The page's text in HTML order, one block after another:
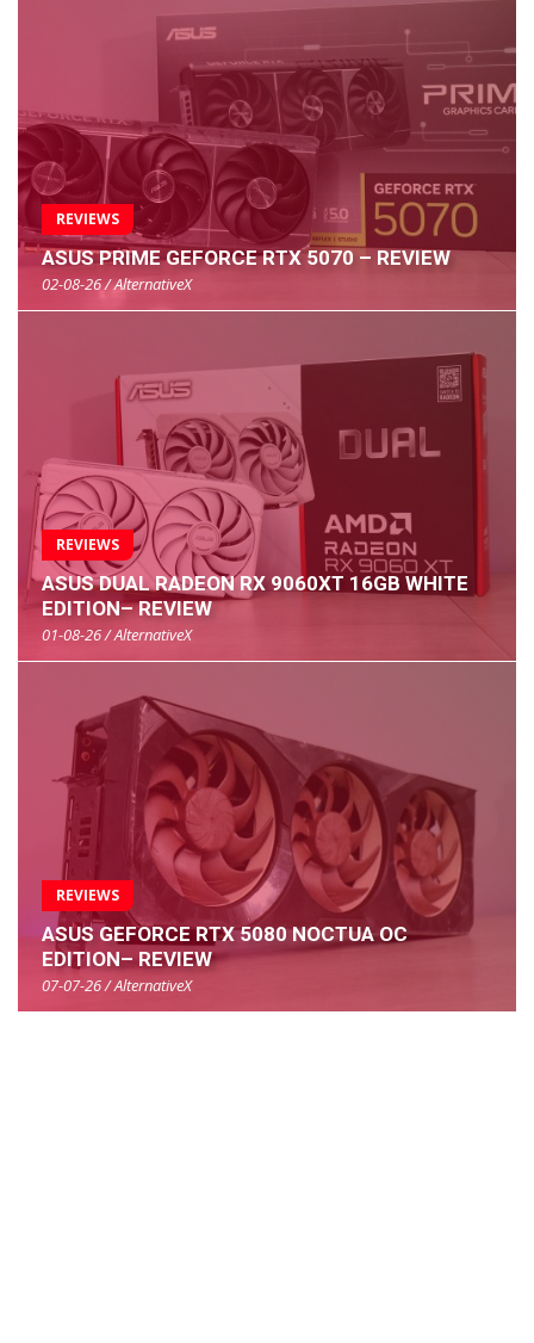
REVIEWS
ASUS PRIME GEFORCE RTX 5070 – REVIEW
02-08-26 / AlternativeX
REVIEWS
ASUS DUAL RADEON RX 9060XT 16GB WHITE
EDITION– REVIEW
01-08-26 / AlternativeX
REVIEWS
ASUS GEFORCE RTX 5080 NOCTUA OC
EDITION– REVIEW
07-07-26 / AlternativeX